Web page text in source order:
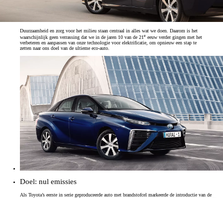
Duurzaamheid en zorg voor het milieu staan centraal in alles wat we doen. Daarom is het
waarschijnlijk geen verrassing dat we in de jaren 10 van de 21 e eeuw verder gingen met het
verbeteren en aanpassen van onze technologie voor elektrificatie, om opnieuw een stap te
zetten naar ons doel van de ultieme eco-auto.
Doel: nul emissies
Als Toyota’s eerste in serie geproduceerde auto met brandstofcel markeerde de introductie van de